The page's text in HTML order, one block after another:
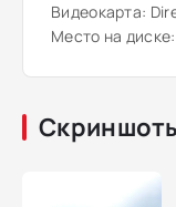
Видеокарта:
Место на